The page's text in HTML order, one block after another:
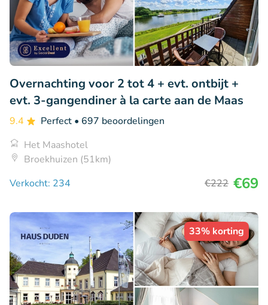
Overnachting voor 2 tot 4 + evt. ontbijt +
evt. 3-gangendiner à la carte aan de Maas
9.4 Perfect • 697 beoordelingen
Het Maashotel
Broekhuizen (51km)
Verkocht: 234
€222 €69
33% korting